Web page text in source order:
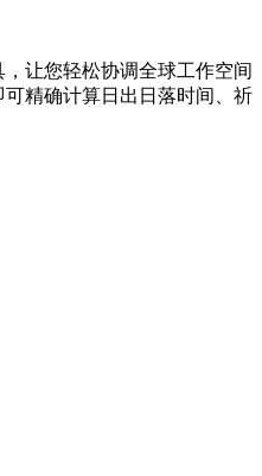
让您轻松协调全球工作空间
精确计算日出日落时间、祈